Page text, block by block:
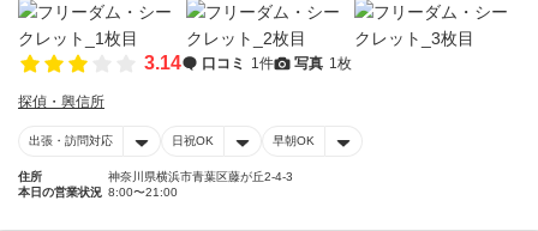
3.14 口コミ 1件 写真 1枚
探偵・興信所
出張・訪問対応 日祝OK 早朝OK
住所
神奈川県横浜市青葉区藤が丘2-4-3
本日の営業状況 8:00〜21:00